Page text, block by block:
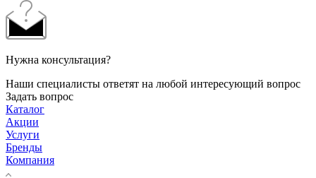
Нужна консультация?
Наши специалисты ответят на любой интересующий вопрос
Задать вопрос
Каталог
Акции
Услуги
Бренды
Компания